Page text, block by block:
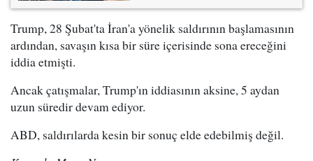
Trump, 28 Şubat'ta İran'a yönelik saldırının başlamasının
ardından, savaşın kısa bir süre içerisinde sona ereceğini
iddia etmişti.
Ancak çatışmalar, Trump'ın iddiasının aksine, 5 aydan
uzun süredir devam ediyor.
ABD, saldırılarda kesin bir sonuç elde edebilmiş değil.